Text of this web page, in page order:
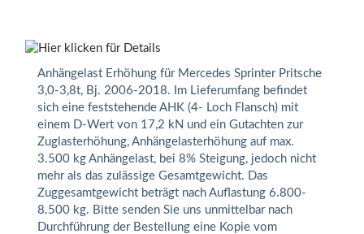
Anhängelast Erhöhung für Mercedes Sprinter Pritsche
3,0-3,8t, Bj. 2006-2018. Im Lieferumfang befindet
sich eine feststehende AHK (4- Loch Flansch) mit
einem D-Wert von 17,2 kN und ein Gutachten zur
Zuglasterhöhung, Anhängelasterhöhung auf max.
3.500 kg Anhängelast, bei 8% Steigung, jedoch nicht
mehr als das zulässige Gesamtgewicht. Das
Zuggesamtgewicht beträgt nach Auflastung 6.800-
8.500 kg. Bitte senden Sie uns unmittelbar nach
Durchführung der Bestellung eine Kopie vom